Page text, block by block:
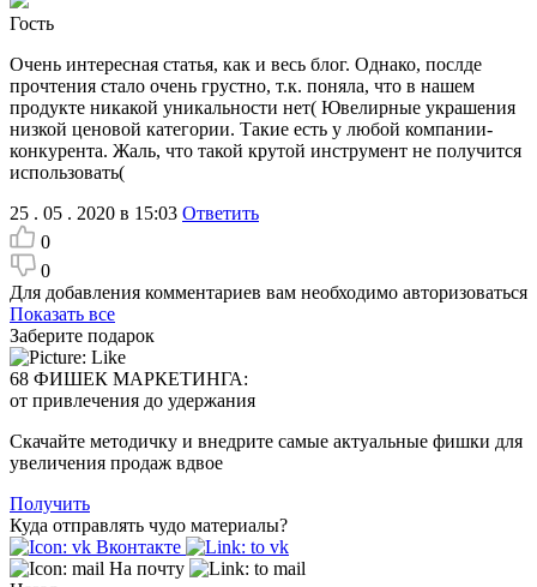
Гость
Очень интересная статья, как и весь блог. Однако, послде
прочтения стало очень грустно, т.к. поняла, что в нашем
продукте никакой уникальности нет( Ювелирные украшения
низкой ценовой категории. Такие есть у любой компании-
конкурента. Жаль, что такой крутой инструмент не получится
использовать(
25 . 05 . 2020 в 15:03 Ответить
0
0
Для добавления комментариев вам необходимо авторизоваться
Показать все
Заберите подарок
68 ФИШЕК МАРКЕТИНГА:
от привлечения до удержания
Скачайте методичку и внедрите самые актуальные фишки для
увеличения продаж вдвое
Получить
Куда отправлять чудо материалы?
Вконтакте
На почту